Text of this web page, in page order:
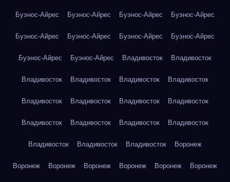
Буэнос-Айрес Буэнос-Айрес Буэнос-Айрес Буэнос-Айрес
Буэнос-Айрес Буэнос-Айрес Буэнос-Айрес Буэнос-Айрес
Буэнос-Айрес Буэнос-Айрес Владивосток Владивосток
Владивосток Владивосток Владивосток Владивосток
Владивосток Владивосток Владивосток Владивосток
Владивосток Владивосток Владивосток Владивосток
Владивосток Владивосток Владивосток Воронеж
Воронеж Воронеж Воронеж Воронеж Воронеж Воронеж